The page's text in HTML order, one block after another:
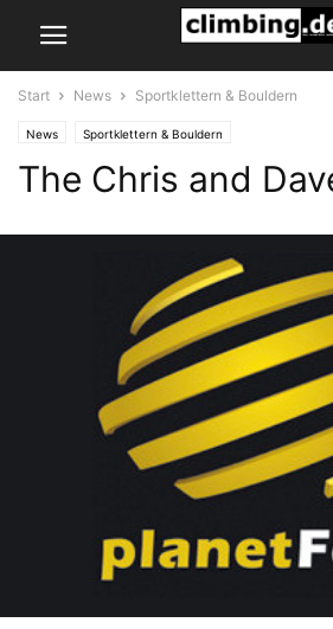
Start News Sportklettern & Bouldern
News Sportklettern & Bouldern
The Chris and